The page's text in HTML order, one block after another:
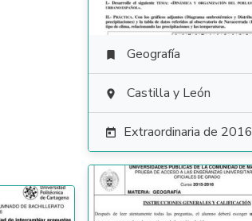
 Geografía
 Castilla y León
 Extraordinaria de 2016